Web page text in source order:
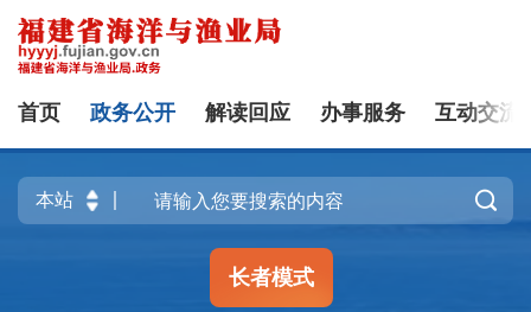
首页 政务公开 解读回应 办事服务 互动交流

长者模式